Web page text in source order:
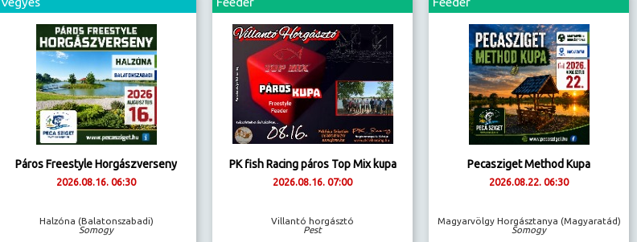
Páros Freestyle Horgászverseny
2026.08.16. 06:30
Halzóna (Balatonszabadi)
Somogy
PK fish Racing páros Top Mix kupa
2026.08.16. 07:00
Villantó horgásztó
Pest
Pecasziget Method Kupa
2026.08.22. 06:30
Magyarvölgy Horgásztanya (Magyaratád)
Somogy